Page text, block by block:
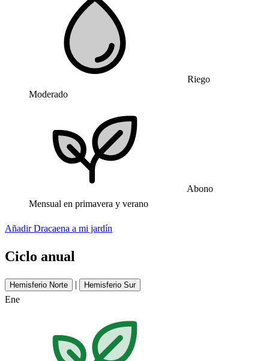
Riego
Moderado
Abono
Mensual en primavera y verano
Añadir Dracaena a mi jardín
Ciclo anual
Hemisferio Norte | Hemisferio Sur
Ene